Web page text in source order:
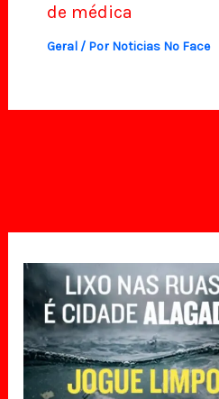
de médica
Geral/ Por Noticias No Face